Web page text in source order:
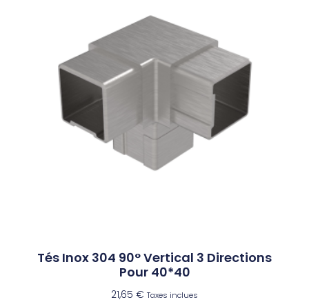
Tés Inox 304 90° Vertical 3 Directions
Pour 40*40
21,65 € Taxes inclues